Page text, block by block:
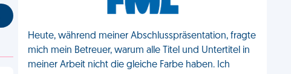
Heute, während meiner Abschlusspräsentation, fragte
mich mein Betreuer, warum alle Titel und Untertitel in
meiner Arbeit nicht die gleiche Farbe haben. Ich